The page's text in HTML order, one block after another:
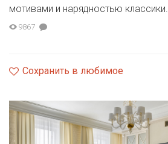
мотивами и нарядностью классики.
9867
Сохранить в любимое